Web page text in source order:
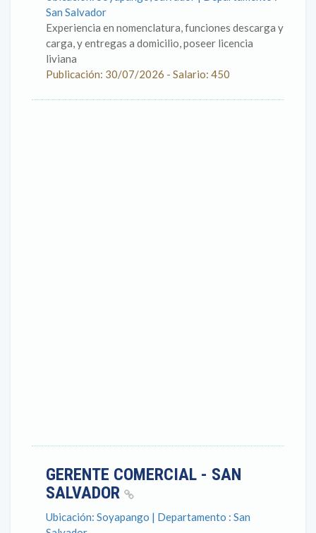
San Salvador
Experiencia en nomenclatura, funciones descarga y
carga, y entregas a domicilio, poseer licencia
liviana
Publicación: 30/07/2026 - Salario: 450
GERENTE COMERCIAL - SAN
SALVADOR
Ubicación: Soyapango | Departamento : San